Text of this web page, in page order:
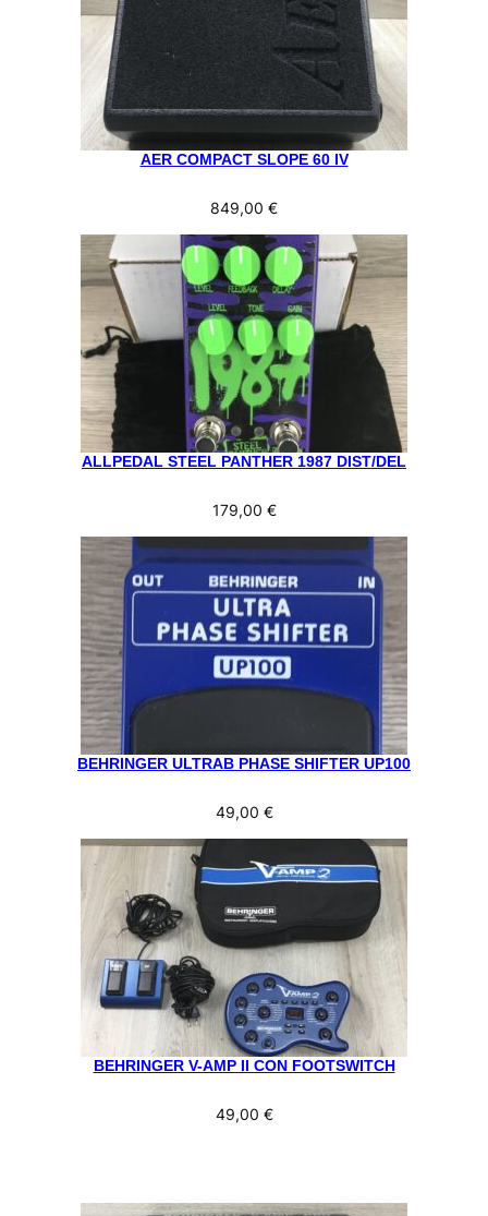
AER COMPACT SLOPE 60 IV
849,00 €
ALLPEDAL STEEL PANTHER 1987 DIST/DEL
179,00 €
BEHRINGER ULTRAB PHASE SHIFTER UP100
49,00 €
BEHRINGER V-AMP II CON FOOTSWITCH
49,00 €